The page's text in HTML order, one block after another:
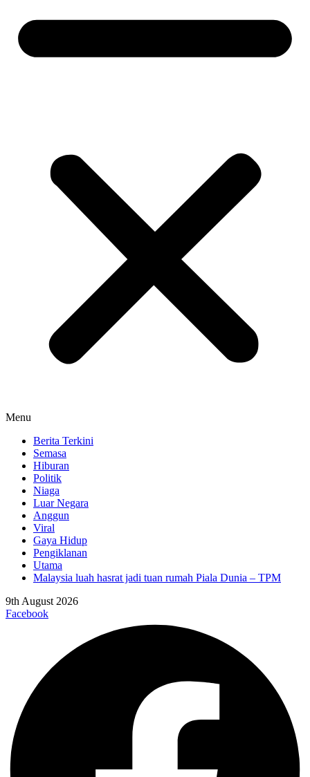
Menu
Berita Terkini
Semasa
Hiburan
Politik
Niaga
Luar Negara
Anggun
Viral
Gaya Hidup
Pengiklanan
Utama
Malaysia luah hasrat jadi tuan rumah Piala Dunia – TPM
9th August 2026
Facebook